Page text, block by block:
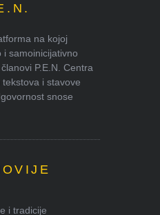
na kojoj
i samoinicijativno
P.E.N. Centra
i stavove
snose
i tradicije